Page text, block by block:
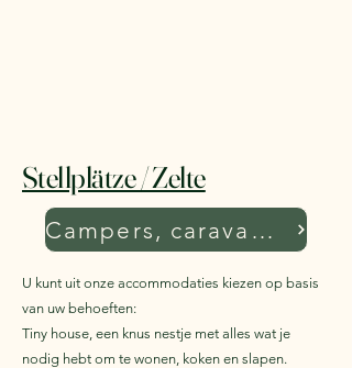
Stellplätze / Zelte
Campers, caravans, tenten
U kunt uit onze accommodaties kiezen op basis
van uw behoeften:
Tiny house, een knus nestje met alles wat je
nodig hebt om te wonen, koken en slapen.